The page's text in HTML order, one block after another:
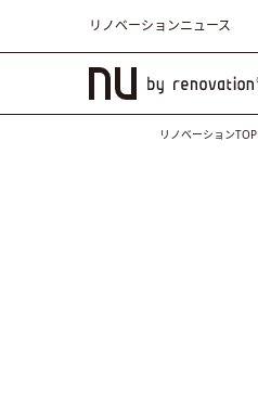
リノベーションニュース
リノベーションTOP